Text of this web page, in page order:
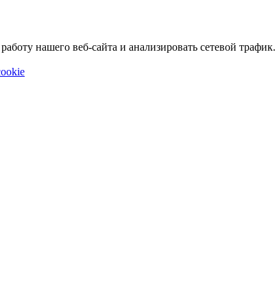
нашего веб-сайта и анализировать сетевой трафик.